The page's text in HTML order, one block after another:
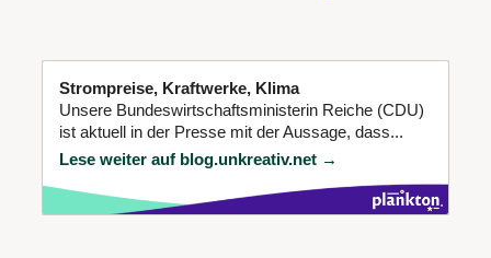
Strompreise, Kraftwerke, Klima
Unsere Bundeswirtschaftsministerin Reiche (CDU)
ist aktuell in der Presse mit der Aussage, dass...
Lese weiter auf blog.unkreativ.net →